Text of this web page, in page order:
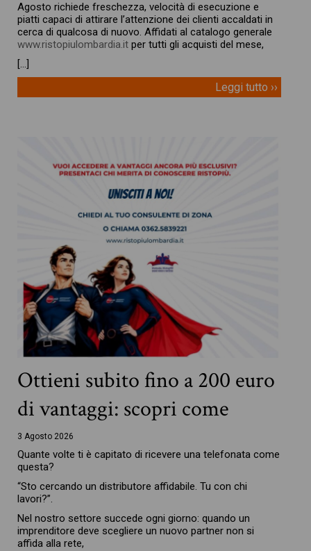
Agosto richiede freschezza, velocità di esecuzione e
piatti capaci di attirare l’attenzione dei clienti accaldati in
cerca di qualcosa di nuovo. Affidati al catalogo generale
www.ristopiulombardia.it per tutti gli acquisti del mese,
[…]
Leggi tutto ››
Ottieni subito fino a 200 euro
di vantaggi: scopri come
3 Agosto 2026
Quante volte ti è capitato di ricevere una telefonata come
questa?
“Sto cercando un distributore affidabile. Tu con chi
lavori?”.
Nel nostro settore succede ogni giorno: quando un
imprenditore deve scegliere un nuovo partner non si
affida alla rete,